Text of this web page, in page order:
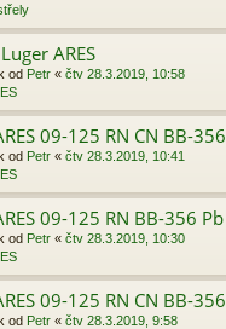
ARES
od Petr « čtv 28.3.2019, 10:58
09-125 RN CN BB-
od Petr « čtv 28.3.2019, 10:41
09-125 RN BB-356 Pb
od Petr « čtv 28.3.2019, 10:30
09-125 RN CN BB-356
od Petr « čtv 28.3.2019, 9:58